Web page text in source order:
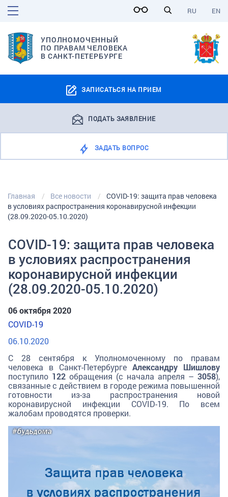
EN
RU
УПОЛНОМОЧЕННЫЙ
ПО ПРАВАМ ЧЕЛОВЕКА
В САНКТ-ПЕТЕРБУРГЕ
ЗАПИСАТЬСЯ НА ПРИЕМ
ПОДАТЬ ЗАЯВЛЕНИЕ
ЗАДАТЬ ВОПРОС
Главная Все новости
COVID-19: защита прав человека
в условиях распространения коронавирусной инфекции
(28.09.2020-05.10.2020)
COVID-19: защита прав человека
в условиях распространения
коронавирусной инфекции
(28.09.2020-05.10.2020)
06 октября 2020
COVID-19
06.10.2020
С 28 сентября к Уполномоченному по правам
человека в Санкт-Петербурге Александру Шишлову
поступило 122 обращения (с начала апреля – 3058),
связанные с действием в городе режима повышенной
готовности из-за распространения новой
коронавирусной инфекции COVID-19. По всем
жалобам проводятся проверки.